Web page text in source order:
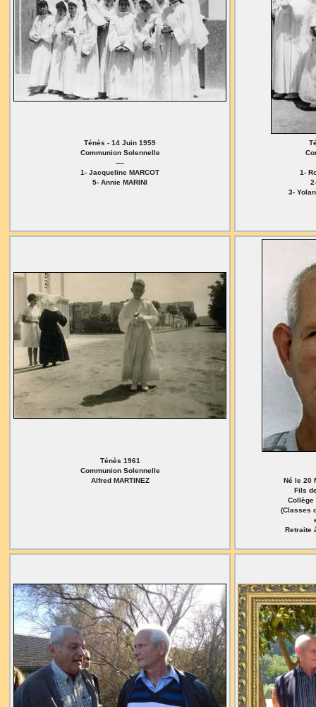
Ténès - 14 Juin 1959
Communion Solennelle
----
1- Jacqueline MARCOT
5- Annie MARINI
1-
3-
Ténès 1961
Communion Solennelle
Alfred MARTINEZ
Né le 20
Fils
Collège
(Classes
Retraite